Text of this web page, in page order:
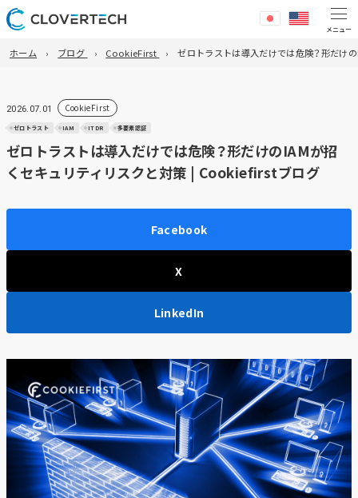
ホーム ブログ CookieFirst ゼロトラストは導入だけでは危険？形だけ
2026.07.01 CookieFirst
ゼロトラスト IAM ITDR 多要素認証
ゼロトラストは導入だけでは危険？形だけのIAMが招
くセキュリティリスクと対策 | Cookiefirstブログ
Facebook
X
LinkedIn